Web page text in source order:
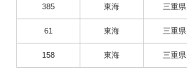
385 東海 三重県
61 東海 三重県
158 東海 三重県